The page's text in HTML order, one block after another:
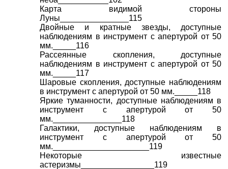
Карта видимой стороны
Луны_______________115
Двойные и кратные звезды, доступные
наблюдениям в инструмент с апертурой от 50
мм._____116
Рассеянные скопления, доступные
наблюдениям в инструмент с апертурой от 50
мм._____117
Шаровые скопления, доступные наблюдениям
в инструмент с апертурой от 50 мм._____118
Яркие туманности, доступные наблюдениям в
инструмент с апертурой от 50
мм._______________118
Галактики, доступные наблюдениям в
инструмент с апертурой от 50
мм._____________________119
Некоторые известные
астеризмы________________119